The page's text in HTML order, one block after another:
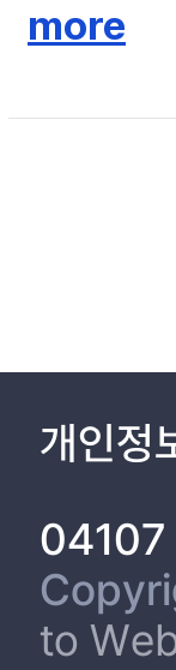
electro-catalysts
more
개인정
04107
to